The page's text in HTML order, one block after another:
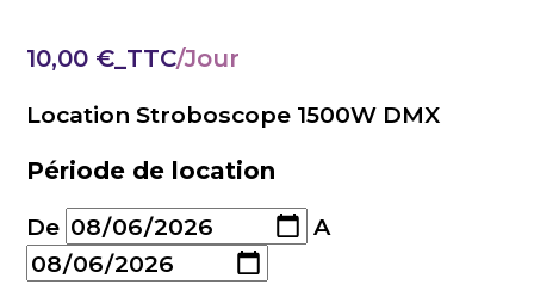
10,00 €_TTC
Location Stroboscope 1500W DMX
Période de location
De
A